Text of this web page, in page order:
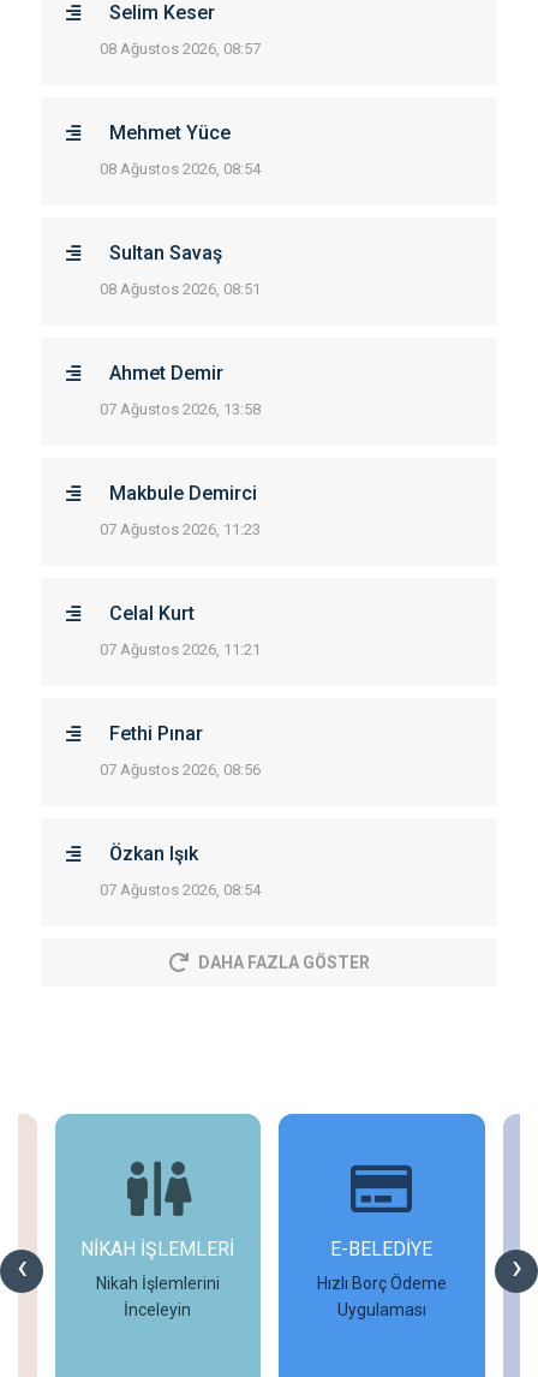
Selim Keser
08 Ağustos 2026, 08:57
Mehmet Yüce
08 Ağustos 2026, 08:54
Sultan Savaş
08 Ağustos 2026, 08:51
Ahmet Demir
07 Ağustos 2026, 13:58
Makbule Demirci
07 Ağustos 2026, 11:23
Celal Kurt
07 Ağustos 2026, 11:21
Fethi Pınar
07 Ağustos 2026, 08:56
Özkan Işık
07 Ağustos 2026, 08:54
DAHA FAZLA GÖSTER
‹ ›
NİKAH İŞLEMLERİ
Nikah İşlemlerini
İnceleyin
E-BELEDİYE
Hızlı Borç Ödeme
Uygulaması